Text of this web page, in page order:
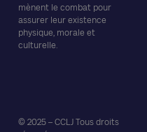
mènent le combat pour
assurer leur existence
physique, morale et
culturelle.
© 2025 – CCLJ Tous droits